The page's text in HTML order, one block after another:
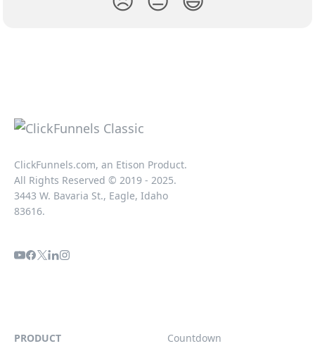
ClickFunnels.com, an Etison Product.
All Rights Reserved © 2019 - 2025.
3443 W. Bavaria St., Eagle, Idaho
83616.
PRODUCT
Countdown